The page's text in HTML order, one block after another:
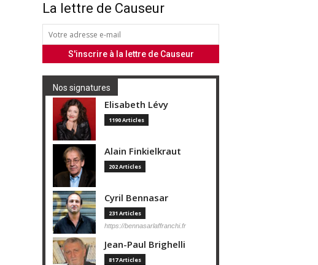
La lettre de Causeur
Nos signatures
Elisabeth Lévy
1190 Articles
Alain Finkielkraut
202 Articles
Cyril Bennasar
231 Articles
https://bennasarlaffranchi.fr
Jean-Paul Brighelli
817 Articles